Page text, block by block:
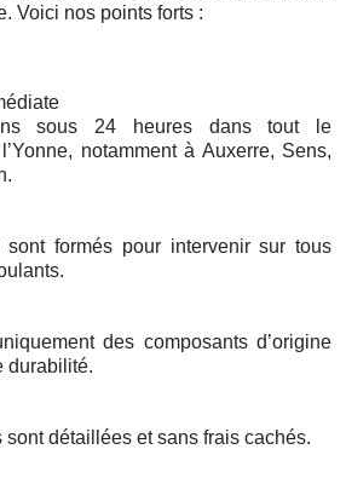
Voici nos points forts :
sous 24 heures dans tout le
notamment à Auxerre, Sens,
sont formés pour intervenir sur tous
des composants d’origine
durabilité.
sont détaillées et sans frais cachés.